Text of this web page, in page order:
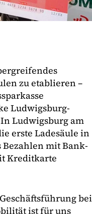
zu etablieren –
Ludwigsburg-
Ludwigsburg am
erste Ladesäule in
mit Bank-
Kreditkarte
bei
ist für uns